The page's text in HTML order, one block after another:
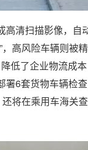
清扫描影像，
高风险车辆则被
低了企业物流成
6套货物车辆检
将在乘用车海关